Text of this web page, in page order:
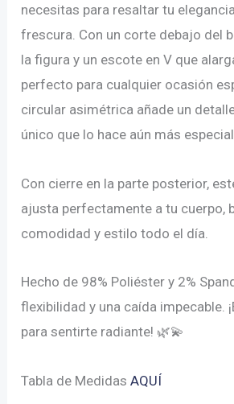
necesitas para resaltar tu
frescura. Con un corte debajo del
la figura y un escote en V que
perfecto para cualquier ocasión
circular asimétrica añade un
único que lo hace aún más especial.
Con cierre en la parte posterior,
ajusta perfectamente a tu cuerpo,
comodidad y estilo todo el día.
Hecho de 98% Poliéster y 2%
flexibilidad y una caída impecable.
para sentirte radiante! 🌿💫
Tabla de MedidasAQUÍ